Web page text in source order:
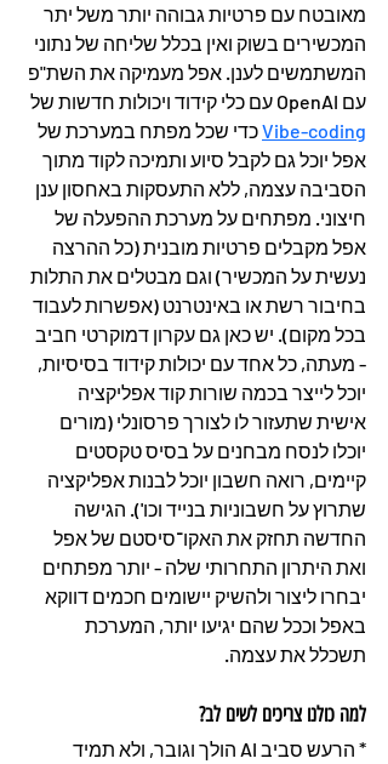
מאובטח עם פרטיות גבוהה יותר משל יתר
המכשירים בשוק ואין בכלל שליחה של נתוני
המשתמשים לענן. אפל מעמיקה את השת"פ
עם OpenAI עם כלי קידוד ויכולות חדשות של
Vibe-codingכדי שכל מפתח במערכת של
אפל יוכל גם לקבל סיוע ותמיכה לקוד מתוך
הסביבה עצמה, ללא התעסקות באחסון ענן
חיצוני. מפתחים על מערכת ההפעלה של
אפל מקבלים פרטיות מובנית (כל ההרצה
נעשית על המכשיר) וגם מבטלים את התלות
בחיבור רשת או באינטרנט (אפשרות לעבוד
בכל מקום). יש כאן גם עקרון דמוקרטי חביב
- מעתה, כל אחד עם יכולות קידוד בסיסיות,
יוכל לייצר בכמה שורות קוד אפליקציה
אישית שתעזור לו לצורך פרסונלי (מורים
יוכלו לנסח מבחנים על בסיס טקסטים
קיימים, רואה חשבון יוכל לבנות אפליקציה
שתרוץ על חשבוניות בנייד וכו'). הגישה
החדשה תחזק את האקו־סיסטם של אפל
ואת היתרון התחרותי שלה - יותר מפתחים
יבחרו ליצור ולהשיק יישומים חכמים דווקא
באפל וככל שהם יגיעו יותר, המערכת
תשכלל את עצמה.
למה כולנו צריכים לשים לב?
* הרעש סביב AI הולך וגובר, ולא תמיד